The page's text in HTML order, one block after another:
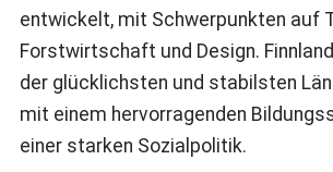
entwickelt, mit Schwerpunkten auf
Forstwirtschaft und Design.
der glücklichsten und stabilsten
mit einem hervorragenden
einer starken Sozialpolitik.